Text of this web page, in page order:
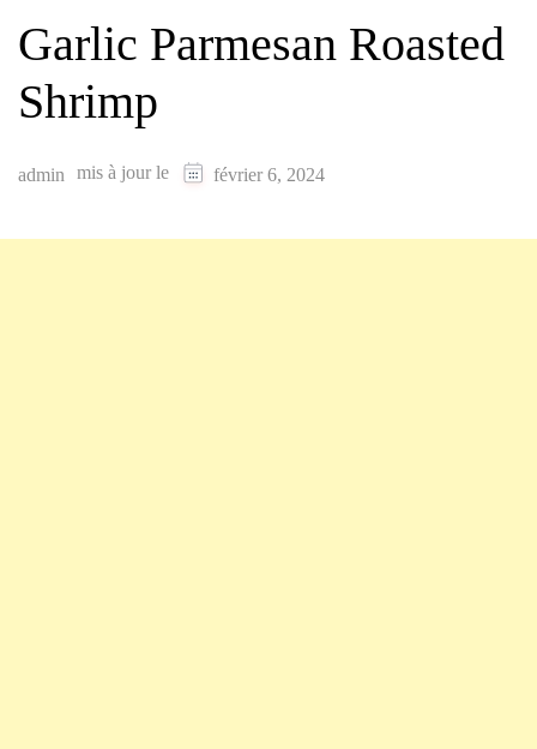
Garlic Parmesan Roasted
Shrimp
admin mis à jour le février 6, 2024